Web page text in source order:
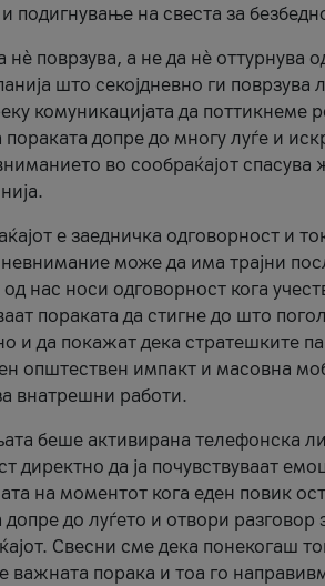
и подигнување на свеста за
нè поврзува, а не да нè
што секојдневно ги
комуникацијата да
допре до многу луѓе и
во сообраќајот
е заедничка одговорност и
може да има трајни
од нас носи одговорност кога
пораката да стигне до што
и да покажат дека стратешките
општествен импакт и масовна
внатрешни работи.
беше активирана телефонска
директно да ја почувствуваат
на моментот кога еден повик
до луѓето и отвори
Свесни сме дека понекогаш
важната порака и тоа го